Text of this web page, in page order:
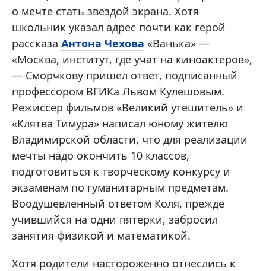
о мечте стать звездой экрана. Хотя
школьник указал адрес почти как герой
рассказа Антона Чехова «Ванька» —
«Москва, институт, где учат на киноактеров»,
— Сморчкову пришел ответ, подписанный
профессором ВГИКа Львом Кулешовым.
Режиссер фильмов «Великий утешитель» и
«Клятва Тимура» написал юному жителю
Владимирской области, что для реализации
мечты надо окончить 10 классов,
подготовиться к творческому конкурсу и
экзаменам по гуманитарным предметам.
Воодушевленный ответом Коля, прежде
учившийся на одни пятерки, забросил
занятия физикой и математикой.
Хотя родители настороженно отнеслись к